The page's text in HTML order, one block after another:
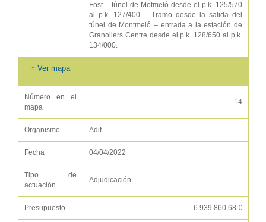
Fost – túnel de Motmeló desde el p.k. 125/570
al p.k. 127/400. - Tramo desde la salida del
túnel de Montmeló – entrada a la estación de
Granollers Centre desde el p.k. 128/650 al p.k.
134/000.
↑ Ver mapa
Número en el
mapa
14
Organismo Adif
Fecha 04/04/2022
Tipo de
actuación
Adjudicación
Presupuesto 6.939.860,68 €